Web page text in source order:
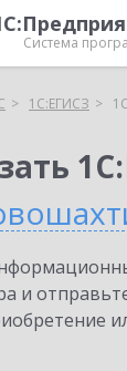
Система
1С:ЕГИСЗ
и